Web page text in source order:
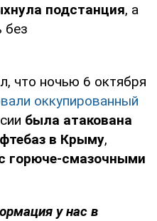
подстанция, а
без
что ночью 6 октября
оккупированный
была атакована
в Крыму,
горюче-смазочными
у нас в